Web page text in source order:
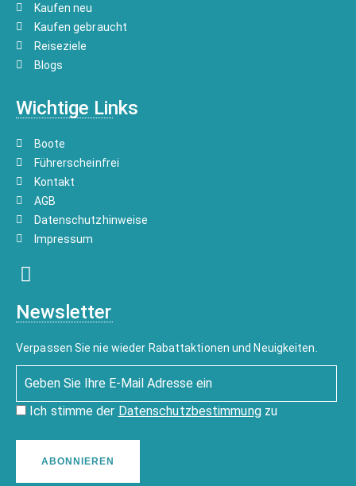
Kaufen neu
Kaufen gebraucht
Reiseziele
Blogs
Wichtige Links
Boote
Führerscheinfrei
Kontakt
AGB
Datenschutzhinweise
Impressum
Newsletter
Verpassen Sie nie wieder Rabattaktionen und Neuigkeiten.
Ich stimme der Datenschutzbestimmungzu
ABONNIEREN